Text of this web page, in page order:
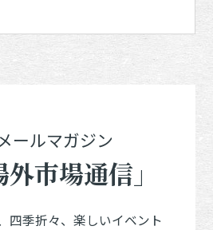
ールマガジン
外市場通信」
四季折々、楽しいイベント